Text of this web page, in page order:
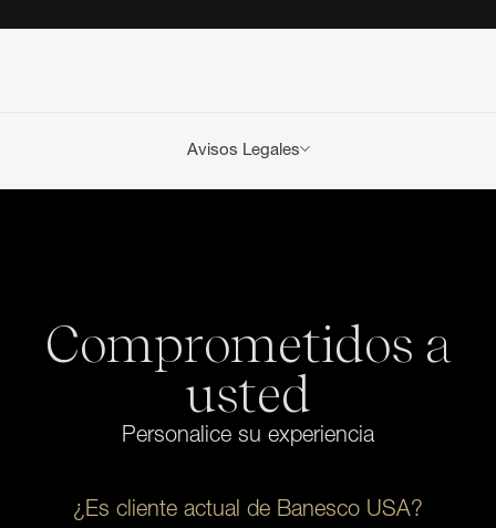
Avisos Legales
Las tarjetas de compra están sujetas a aprobación de
crédito. Obtén reembolsos en efectivo sobre el total
de tus compras anuales. Reembolso calculado en
base al gasto total del año y pagado como depósito
ACH en una cuenta corriente o crédito en el estado de
obtener más información sobre los productos y tarifas
Comprometidos a
usted
Personalice su experiencia
¿Es cliente actual de Banesco USA?